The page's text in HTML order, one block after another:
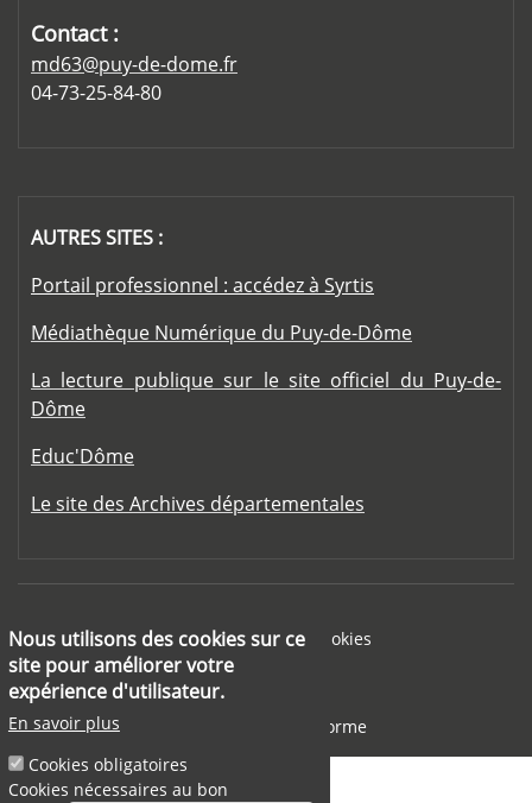
Nous utilisons des cookies sur ce
site pour améliorer votre
expérience d'utilisateur.
En savoir plus
Cookies obligatoires
Cookies nécessaires au bon
Contact :
md63@puy-de-dome.fr
04-73-25-84-80
AUTRES SITES :
Portail professionnel : accédez à Syrtis
Médiathèque Numérique du Puy-de-Dôme
La lecture publique sur le site officiel du Puy-de-
Dôme
Educ'Dôme
Le site des Archives départementales
Footer menu
Mentions légales
Cookies
Aide
Accessibilité : partiellement conforme